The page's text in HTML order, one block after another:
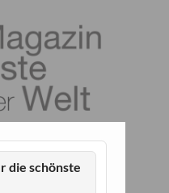
die schönste